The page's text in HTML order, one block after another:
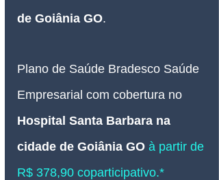
de Goiânia GO.
Plano de Saúde Bradesco Saúde
Empresarial com cobertura no
Hospital Santa Barbara na
cidade de Goiânia GO à partir de
R$ 378,90 coparticipativo.*